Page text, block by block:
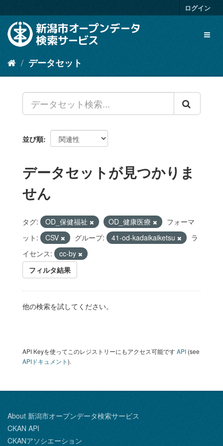
キ
容
ログイン
データセット
並び順
データセットが見つかりま
せん
タグ: OD_保健福祉 OD_健康医療
フォーマ
ット:
CSV グループ: 41-od-kadaikaiketsu
ラ
イセンス:
cc-by
フィルタ結果
他の検索を試してください。
API Keyを使ってこのレジストリーにもアクセス可能ですAPI (see
APIドキュメント).
About 新潟市オープンデータ検索サービス
CKAN API
CKANアソシエーション